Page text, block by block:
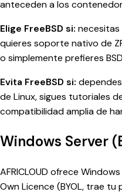
anteceden a los
Elige FreeBSD si: necesitas
quieres soporte nativo de
o simplemente prefieres
Evita FreeBSD si:
de Linux, sigues tutoriales
compatibilidad amplia de
Windows Server
AFRICLOUD ofrece
Own Licence (BYOL, trae tu